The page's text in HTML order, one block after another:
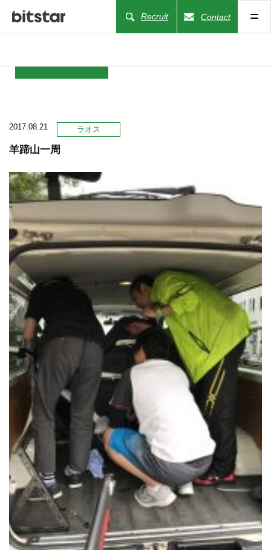
Recruit Contact
COMPANY
BUSINESS
WORKS
ACTION
RECRUIT
STAFF BLOG
CONTACT US
サイトマップ
約款
情報セキュリティ
プライバシーポリシー
2017.08.21 ラオス
羊蹄山一周